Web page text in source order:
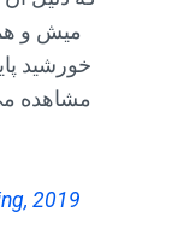
میش و
خورشید
مشاهده
2019